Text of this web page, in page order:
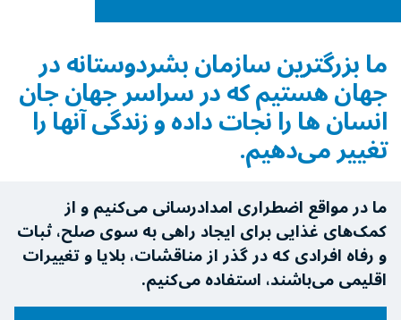
ما بزرگترین سازمان بشردوستانه در
جهان هستیم که در سراسر جهان جان
انسان ها را نجات ‌داده و زندگی آنها را
تغییر می‌دهیم.
ما در مواقع اضطراری امدادرسانی می‌کنیم و از
کمک‌های غذایی برای ایجاد راهی به سوی صلح، ثبات
و رفاه افرادی که در گذر از مناقشات، بلایا و تغییرات
اقلیمی می‌باشند، استفاده می‌کنیم.